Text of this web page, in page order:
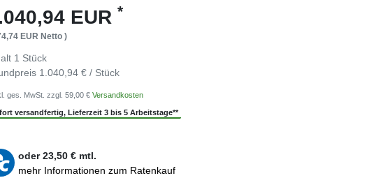
EUR *
EUR Netto )
1 Stück
1.040,94 € / Stück
ges. MwSt. zzgl. 59,00 € Versandkosten
versandfertig, Lieferzeit 3 bis 5 Arbeitstage**
oder23,50€ mtl.
mehr Informationen zum Ratenkauf